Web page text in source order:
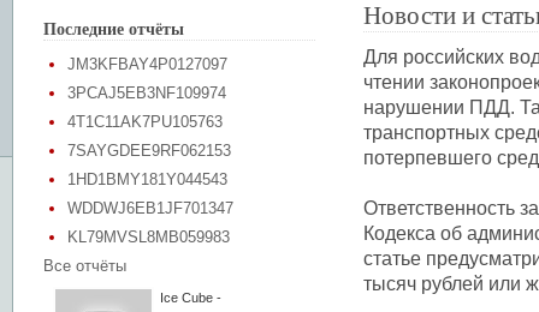
Последние отчёты
JM3KFBAY4P0127097
3PCAJ5EB3NF109974
4T1C11AK7PU105763
7SAYGDEE9RF062153
1HD1BMY181Y044543
WDDWJ6EB1JF701347
KL79MVSL8MB059983
Все отчёты
Ice Cube -
Новости и
Для российских
чтении
нарушении ПДД.
транспортных
потерпевшего
Ответственность
Кодекса об
статье
тысяч рублей или